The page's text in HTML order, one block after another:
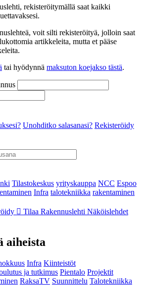
rekisteröitymällä saat kaikki
voit silti rekisteröityä, jolloin saat
artikkeleita, mutta et pääse
tai hyödynnä maksuton koejakso tästä.
Unohditko salasanasi? Rekisteröidy
Tilastokeskus yrityskauppa NCC Espoo
Infra talotekniikka rakentaminen
Tilaa Rakennuslehti Näköislehdet
aiheista
Infra Kiinteistöt
ja tutkimus Pientalo Projektit
RaksaTV Suunnittelu Talotekniikka